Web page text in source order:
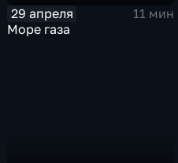
29 апреля
11 мин
Море газа